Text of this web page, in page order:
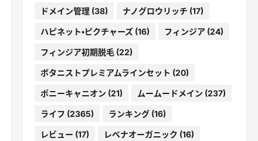
ドメイン管理(38) ナノグロウリッチ (17)
ハピネット・ピクチャーズ(16) フィンジア(24)
フィンジア初期脱毛(22)
ボタニストプレミアムラインセット (20)
ポニーキャニオン (21) ムームードメイン (237)
ライフ (2365) ランキング(16)
レビュー (17) レベナオーガニック (16)